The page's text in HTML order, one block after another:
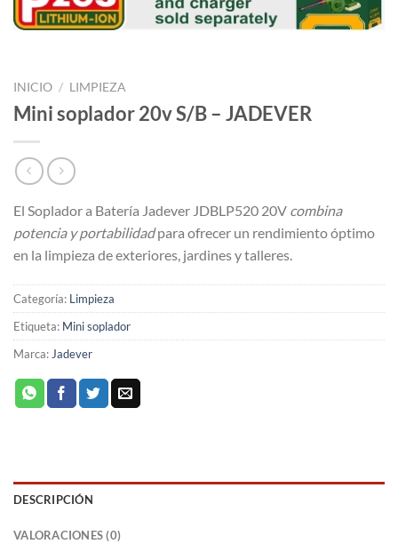
INICIO / LIMPIEZA
Mini soplador 20v S/B – JADEVER
El Soplador a Batería Jadever JDBLP520 20V combina
potencia y portabilidadpara ofrecer un rendimiento óptimo
en la limpieza de exteriores, jardines y talleres.
Categoría: Limpieza
Etiqueta: Mini soplador
Marca:Jadever
DESCRIPCIÓN
VALORACIONES (0)